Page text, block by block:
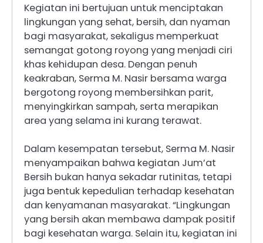
Kegiatan ini bertujuan untuk menciptakan
lingkungan yang sehat, bersih, dan nyaman
bagi masyarakat, sekaligus memperkuat
semangat gotong royong yang menjadi ciri
khas kehidupan desa. Dengan penuh
keakraban, Serma M. Nasir bersama warga
bergotong royong membersihkan parit,
menyingkirkan sampah, serta merapikan
area yang selama ini kurang terawat.
Dalam kesempatan tersebut, Serma M. Nasir
menyampaikan bahwa kegiatan Jum’at
Bersih bukan hanya sekadar rutinitas, tetapi
juga bentuk kepedulian terhadap kesehatan
dan kenyamanan masyarakat. “Lingkungan
yang bersih akan membawa dampak positif
bagi kesehatan warga. Selain itu, kegiatan ini